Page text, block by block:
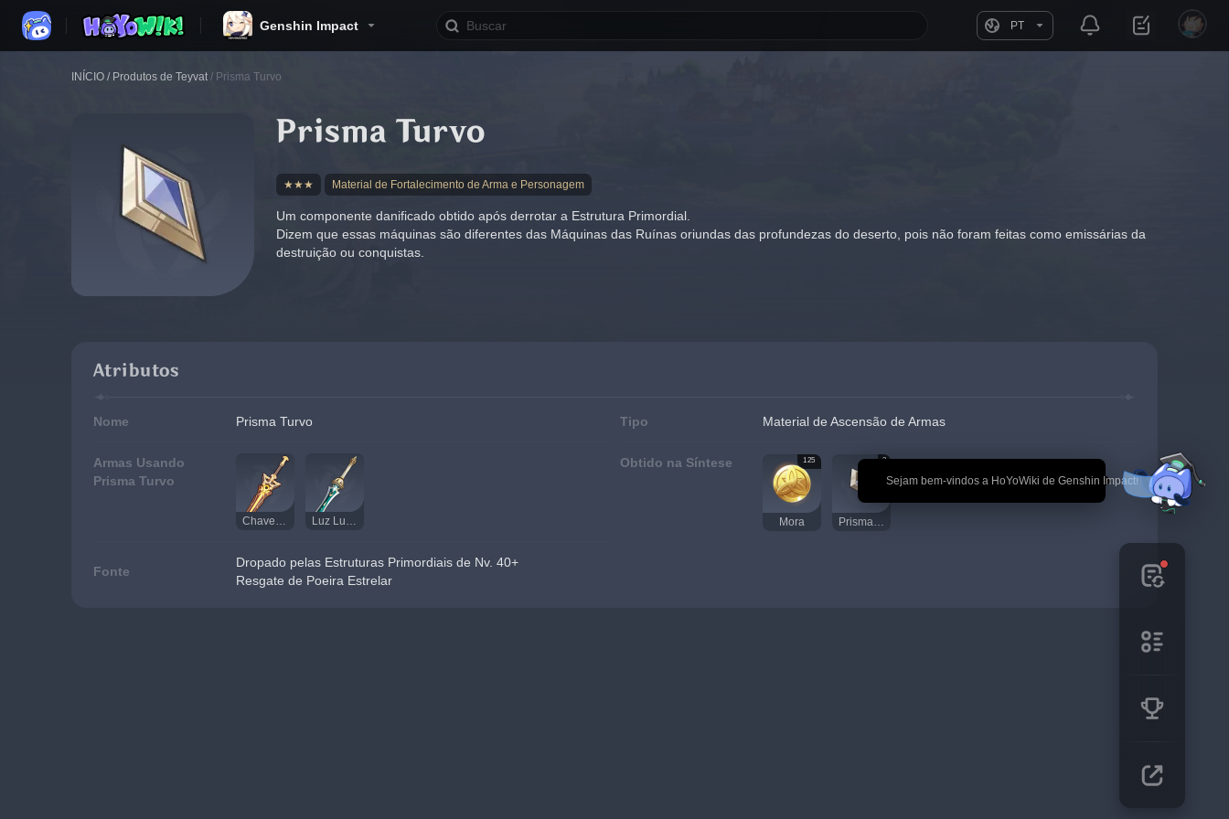
Genshin Impact PT
🎉 Sejam bem-vindos a HoYoWiki de Genshin Impact!
INÍCIO / Produtos de Teyvat / Prisma Turvo
Prisma Turvo
★★★ Material de Fortalecimento de Arma e Personagem
Um componente danificado obtido após derrotar a Estrutura Primordial.
Dizem que essas máquinas são diferentes das Máquinas das Ruínas oriundas das profundezas do deserto, pois não foram feitas como emissárias da
destruição ou conquistas.
Atributos
Nome Prisma Turvo Tipo Material de Ascensão de Armas
Armas Usando
Prisma Turvo
Chave de Hierofania Luz Lunar de Xiphos
Obtido na Síntese 125
Mora
3
Fonte
Dropado pelas Estruturas Primordiais de Nv. 40+
Resgate de Poeira Estrelar